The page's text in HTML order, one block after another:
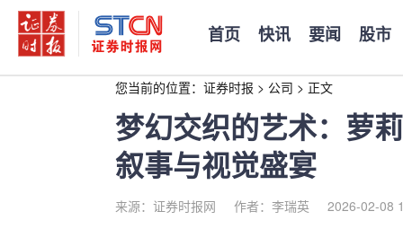
首页 快讯 要闻 股市
您当前的位置： 证券时报 > 公司 > 正文
梦幻交织的艺术：萝
叙事与视觉盛宴
来源：证券时报网 作者：李瑞英 2026-02-08